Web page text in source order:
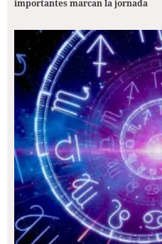
importantes marcan la jornada